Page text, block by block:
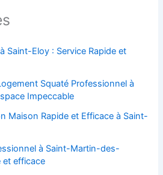
Saint-Eloy : Service Rapide et
Squaté Professionnel à
Impeccable
Maison Rapide et Efficace à Saint-
à Saint-Martin-des-
et efficace